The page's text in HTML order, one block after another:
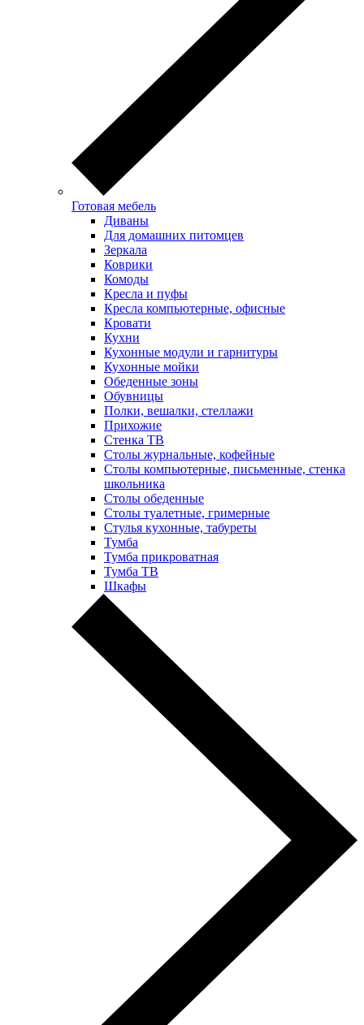
Готовая мебель
Диваны
Для домашних питомцев
Зеркала
Коврики
Комоды
Кресла и пуфы
Кресла компьютерные, офисные
Кровати
Кухни
Кухонные модули и гарнитуры
Кухонные мойки
Обеденные зоны
Обувницы
Полки, вешалки, стеллажи
Прихожие
Стенка ТВ
Столы журнальные, кофейные
Столы компьютерные, письменные, стенка
школьника
Столы обеденные
Столы туалетные, гримерные
Стулья кухонные, табуреты
Тумба
Тумба прикроватная
Тумба ТВ
Шкафы